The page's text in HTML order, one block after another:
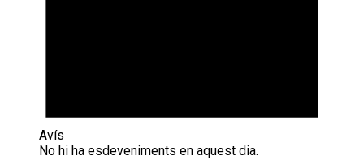
Avís
No hi ha esdeveniments en aquest dia.